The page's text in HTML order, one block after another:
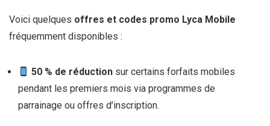
Voici quelques offres et codes promo Lyca Mobile
fréquemment disponibles :
50 % de réduction sur certains forfaits mobiles
pendant les premiers mois via programmes de
parrainage ou offres d’inscription.